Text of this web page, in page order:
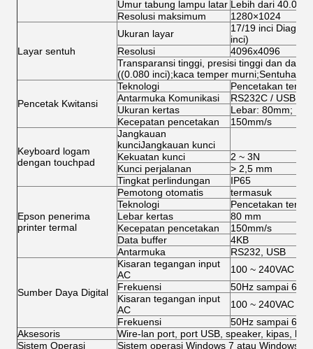
Umur tabung lampu latar Lebih dari 40.000
Resolusi maksimum
1280×1024
Layar sentuh
Ukuran layar
17/19 inci
inci)
Resolusi
4096x4096
Transparansi tinggi, presisi tinggi dan daya
((0.080 inci);kaca temper murni;Sentuhan
Pencetak Kwitansi
Teknologi
Pencetakan termal
Antarmuka Komunikasi
RS232C / USB
Ukuran kertas
Lebar: 80mm;
Kecepatan pencetakan
150mm/s
Keyboard logam
dengan touchpad
Jangkauan
kunciJangkauan kunci
Kekuatan kunci
2 ~ 3N
Kunci perjalanan
> 2,5 mm
Tingkat perlindungan
IP65
Epson penerima
printer termal
Pemotong otomatis
termasuk
Teknologi
Pencetakan termal
Lebar kertas
80 mm
Kecepatan pencetakan
150mm/s
Data buffer
4KB
Antarmuka
RS232, USB
Sumber Daya Digital
Kisaran tegangan input
AC
100 ~ 240VAC
Frekuensi
50Hz sampai
Kisaran tegangan input
AC
100 ~ 240VAC
Frekuensi
50Hz sampai
Aksesoris
Wire-lan port, port USB, speaker, kipas,
Sistem Operasi
Sistem operasi Windows 7 atau Windows